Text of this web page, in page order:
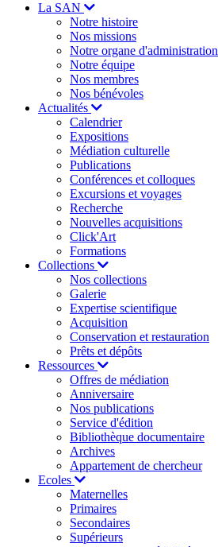
La SAN
Notre histoire
Nos missions
Notre organe d'administration
Notre équipe
Nos membres
Nos bénévoles
Actualités
Calendrier
Expositions
Médiation culturelle
Publications
Conférences et colloques
Excursions et voyages
Recherche
Nouvelles acquisitions
Click'Art
Formations
Collections
Nos collections
Galerie
Expertise scientifique
Acquisition
Conservation et restauration
Prêts et dépôts
Ressources
Offres de médiation
Anniversaire
Nos publications
Service d'édition
Bibliothèque documentaire
Archives
Appartement de chercheur
Ecoles
Maternelles
Primaires
Secondaires
Supérieurs